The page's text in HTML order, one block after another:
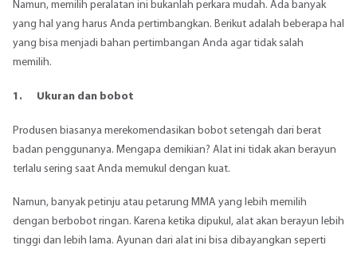
Namun, memilih peralatan ini bukanlah perkara mudah. Ada banyak
yang hal yang harus Anda pertimbangkan. Berikut adalah beberapa hal
yang bisa menjadi bahan pertimbangan Anda agar tidak salah
memilih.
1. Ukuran dan bobot
Produsen biasanya merekomendasikan bobot setengah dari berat
badan penggunanya. Mengapa demikian? Alat ini tidak akan berayun
terlalu sering saat Anda memukul dengan kuat.
Namun, banyak petinju atau petarung MMA yang lebih memilih
dengan berbobot ringan. Karena ketika dipukul, alat akan berayun lebih
tinggi dan lebih lama. Ayunan dari alat ini bisa dibayangkan seperti